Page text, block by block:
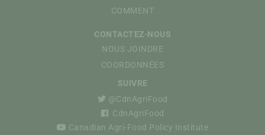
COMMENT
CONTACTEZ-NOUS
NOUS JOINDRE
COORDONNÉES
SUIVRE
@CdnAgriFood
CdnAgriFood
Canadian Agri-Food Policy Institute